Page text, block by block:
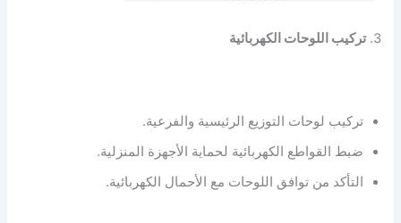
3. تركيب اللوحات الكهربائية
تركيب لوحات التوزيع الرئيسية والفرعية.
ضبط القواطع الكهربائية لحماية الأجهزة المنزلية.
التأكد من توافق اللوحات مع الأحمال الكهربائية.